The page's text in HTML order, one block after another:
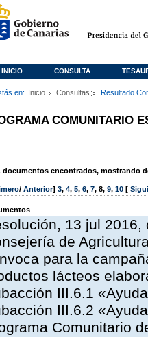
INICIO CONSULTA
en: Inicio Consultas Resultado
COMUNITARIO
documentos encontrados, mostrando
/ Anterior] 3, 4, 5, 6, 7, 8, 9, 10 [
13 jul
de
para la
lácteos
III.6.1
III.6.2
Comunitario